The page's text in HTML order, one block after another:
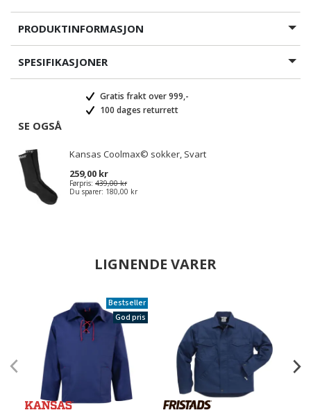
PRODUKTINFORMASJON
SPESIFIKASJONER
Gratis frakt over 999,-
100 dages returrett
SE OGSÅ
Kansas Coolmax© sokker, Svart
259,00 kr
Førpris: 439,00 kr
Du sparer: 180,00 kr
LIGNENDE VARER
Bestseller
God pris